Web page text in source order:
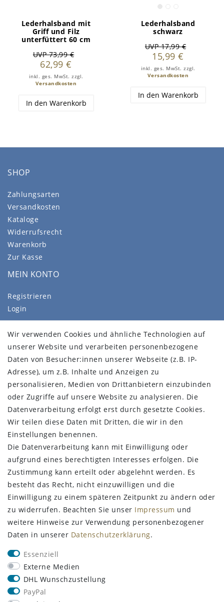
Lederhalsband mit
Griff und Filz
unterfüttert 60 cm
UVP 73,99 €
62,99 €
inkl. ges. MwSt. zzgl.
Versandkosten
In den Warenkorb
Lederhalsband
schwarz
UVP 17,99 €
15,99 €
inkl. ges. MwSt. zzgl.
Versandkosten
In den Warenkorb
SHOP
Zahlungsarten
Versandkosten
Kataloge
Widerrufsrecht
Warenkorb
Zur Kasse
MEIN KONTO
Registrieren
Login
Wür über uns
FAQ
Impressum
Daten­schutz­erklärung
AGB
Barrierefreiheitserklärung
Kontakt
Vertrag widerrufen
STAY CONNECTED
Melden Sie sich zum Newsletter an
VORNAME NACHNAME
E-MAIL **
Newsletter
Honig
Hiermit bestätige ich, dass ich die
Wir verwenden Cookies und ähnliche Technologien auf
unserer Website und verarbeiten personenbezogene
Daten von Besucher:innen unserer Webseite (z.B. IP-
Adresse), um z.B. Inhalte und Anzeigen zu
personalisieren, Medien von Drittanbietern einzubinden
oder Zugriffe auf unsere Website zu analysieren. Die
Datenverarbeitung erfolgt erst durch gesetzte Cookies.
Wir teilen diese Daten mit Dritten, die wir in den
Einstellungen benennen.
Die Datenverarbeitung kann mit Einwilligung oder
aufgrund eines berechtigten Interesses erfolgen. Die
Zustimmung kann erteilt oder abgelehnt werden. Es
besteht das Recht, nicht einzuwilligen und die
Einwilligung zu einem späteren Zeitpunkt zu ändern oder
zu widerrufen. Beachten Sie unser Impressum und
weitere Hinweise zur Verwendung personenbezogener
Daten in unserer Daten­schutz­erklärung.
Essenziell
Externe Medien
DHL Wunschzustellung
PayPal